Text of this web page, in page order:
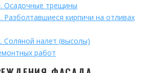
Осадочные трещины
Разболтавшиеся кирпичи на отливах
Соляной налет (высолы)
работ